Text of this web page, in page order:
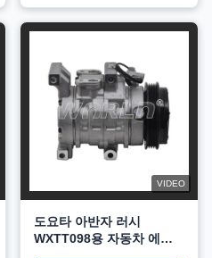
VIDEO
도요타 아반자 러시
WXTT098용 자동차 에어